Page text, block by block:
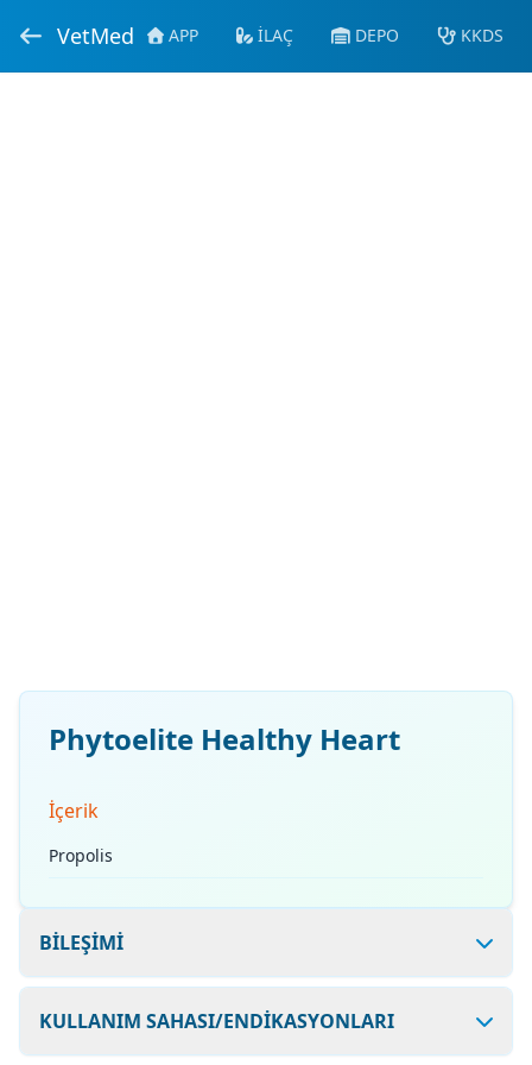
VetMed APP İLAÇ DEPO KKDS
Phytoelite Healthy Heart
İçerik
Propolis
BİLEŞİMİ
KULLANIM SAHASI/ENDİKASYONLARI